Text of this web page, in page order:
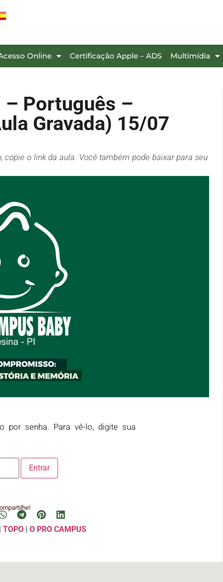
Online Certificação Apple – ADS Multimídia
Português –
Gravada) 15/07
o link da aula. Você também pode baixar para seu
por senha. Para vê-lo, digite sua
| TOPO | O PRO CAMPUS